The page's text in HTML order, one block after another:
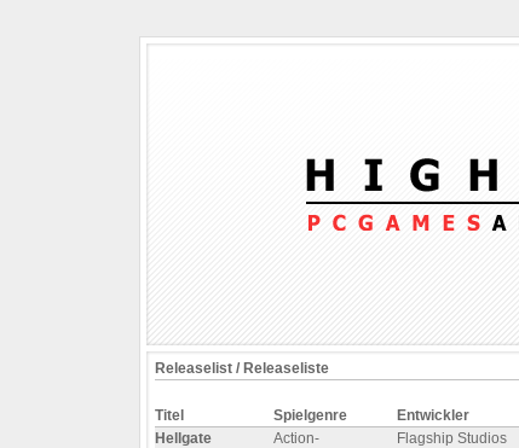
Releaselist / Releaseliste
Titel Spielgenre Entwickler
Hellgate
Action-
Flagship Studios